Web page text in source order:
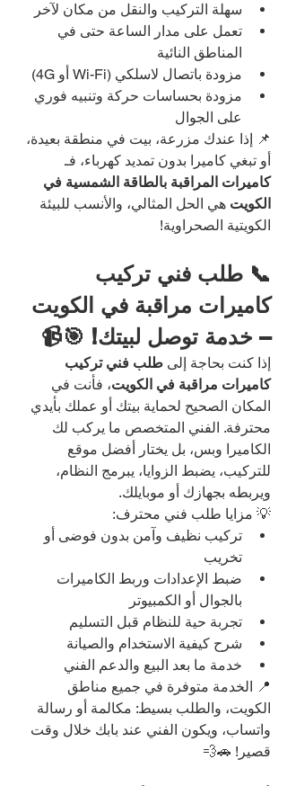
سهلة التركيب والنقل من مكان لآخر
تعمل على مدار الساعة حتى في
المناطق النائية
مزودة باتصال لاسلكي (Wi-Fi أو 4G)
مزودة بحساسات حركة وتنبيه فوري
على الجوال
📌 إذا عندك مزرعة، بيت في منطقة بعيدة،
أو تبغي كاميرا بدون تمديد كهرباء، فـ
كاميرات المراقبة بالطاقة الشمسية في
الكويت هي الحل المثالي، والأنسب للبيئة
الكويتية الصحراوية!
📞 طلب فني تركيب
كاميرات مراقبة في الكويت
– خدمة توصل لبيتك! 🎯📹
إذا كنت بحاجة إلى طلب فني تركيب
كاميرات مراقبة في الكويت، فأنت في
المكان الصحيح لحماية بيتك أو عملك بأيدي
محترفة. الفني المتخصص ما يركب لك
الكاميرا وبس، بل يختار أفضل موقع
للتركيب، يضبط الزوايا، يبرمج النظام،
ويربطه بجهازك أو موبايلك.
💡 مزايا طلب فني محترف:
تركيب نظيف وآمن بدون فوضى أو
تخريب
ضبط الإعدادات وربط الكاميرات
بالجوال أو الكمبيوتر
تجربة حية للنظام قبل التسليم
شرح كيفية الاستخدام والصيانة
خدمة ما بعد البيع والدعم الفني
📍 الخدمة متوفرة في جميع مناطق
الكويت، والطلب بسيط: مكالمة أو رسالة
واتساب، ويكون الفني عند بابك خلال وقت
قصير! 🚗💨